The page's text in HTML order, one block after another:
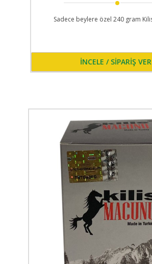
Sadece beylere özel 240 gram
İNCELE / SİPARİŞ VER